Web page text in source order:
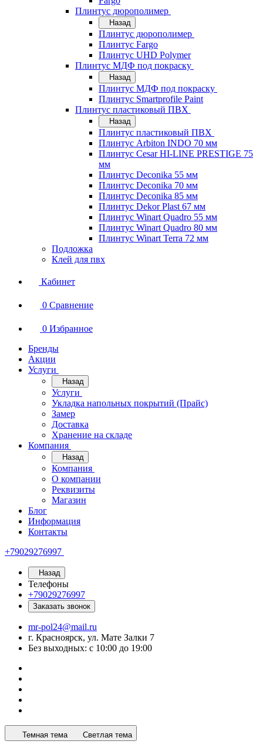
Плинтус дюрополимер
Назад
Плинтус дюрополимер
Плинтус Fargo
Плинтус UHD Polymer
Плинтус МДФ под покраску
Назад
Плинтус МДФ под покраску
Плинтус Smartprofile Paint
Плинтус пластиковый ПВХ
Назад
Плинтус пластиковый ПВХ
Плинтус Arbiton INDO 70 мм
Плинтус Cesar HI-LINE PRESTIGE 75
мм
Плинтус Deconika 55 мм
Плинтус Deconika 70 мм
Плинтус Deconika 85 мм
Плинтус Dekor Plast 67 мм
Плинтус Winart Quadro 55 мм
Плинтус Winart Quadro 80 мм
Плинтус Winart Terra 72 мм
Подложка
Клей для пвх
Кабинет
0 Сравнение
0 Избранное
Бренды
Акции
Услуги
Назад
Услуги
Укладка напольных покрытий (Прайс)
Замер
Доставка
Хранение на складе
Компания
Назад
Компания
О компании
Реквизиты
Магазин
Блог
Информация
Контакты
+79029276997
Назад
Телефоны
+79029276997
Заказать звонок
mr-pol24@mail.ru
г. Красноярск, ул. Мате Залки 7
Без выходных: с 10:00 до 19:00
Темная тема Светлая тема